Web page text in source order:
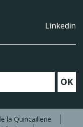
Linkedin
OK
la Quincaillerie